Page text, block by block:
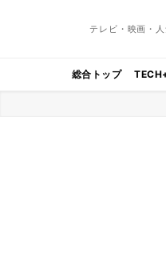
テレビ・映画・
総合トップ